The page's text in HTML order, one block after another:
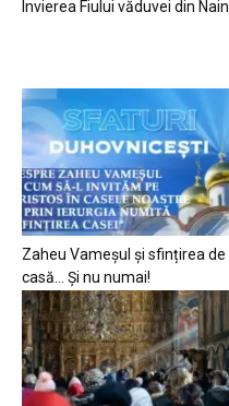
Învierea Fiului văduvei din Nain
Zaheu Vameșul și sfințirea de
casă… Și nu numai!